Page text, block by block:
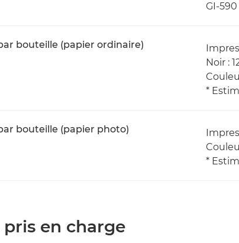
GI-590
bouteille (papier ordinaire)
Noir :
*
bouteille (papier photo)
*
pris en charge